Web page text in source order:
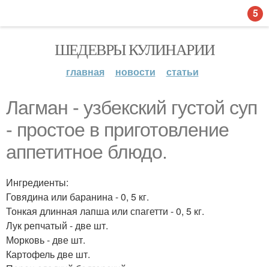
ШЕДЕВРЫ КУЛИНАРИИ
главная новости статьи
Лагман - узбекский густой суп
- простое в приготовление
аппетитное блюдо.
Ингредиенты:
Говядина или баранина - 0, 5 кг.
Тонкая длинная лапша или спагетти - 0, 5 кг.
Лук репчатый - две шт.
Морковь - две шт.
Картофель две шт.
5